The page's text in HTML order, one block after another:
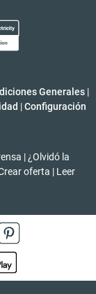
Generales |
| Configuración
| ¿Olvidó la
oferta | Leer